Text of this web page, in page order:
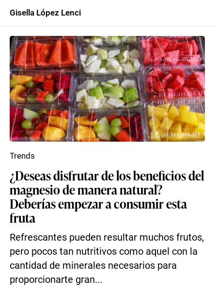
Gisella López Lenci
¿Deseas disfrutar de los beneficios del
magnesio de manera natural?
Deberías empezar a consumir esta
fruta
Refrescantes pueden resultar muchos frutos,
pero pocos tan nutritivos como aquel con la
cantidad de minerales necesarios para
proporcionarte gran...
Trends